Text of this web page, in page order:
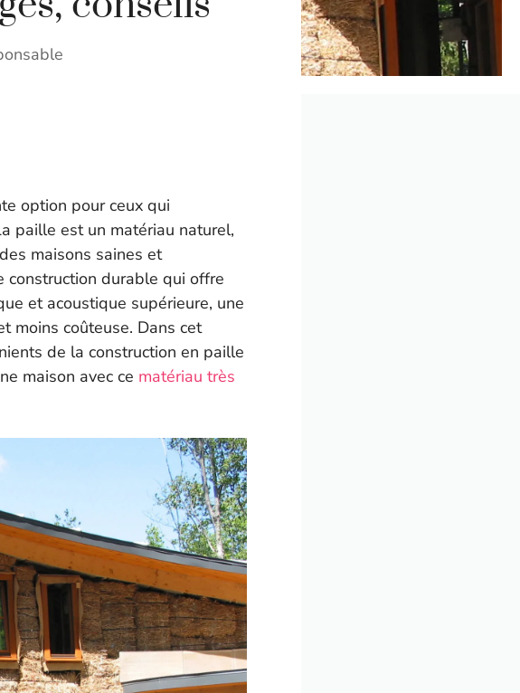
option pour ceux qui
paille est un matériau naturel,
maisons saines et
construction durable qui offre
et acoustique supérieure, une
moins coûteuse. Dans cet
de la construction en paille
maison avec ce matériau très